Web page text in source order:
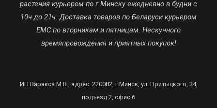
растения курьером по г.Минску ежедневно в будни с
10ч до 21ч. Доставка товаров по Беларуси курьером
ЕМС по вторникам и пятницам. Нескучного
времяпровождения и приятных покупок!
ИП Варакса М.В., адрес: 220082, г.Минск, ул. Притыцкого, 34,
подъезд 2, офис 6